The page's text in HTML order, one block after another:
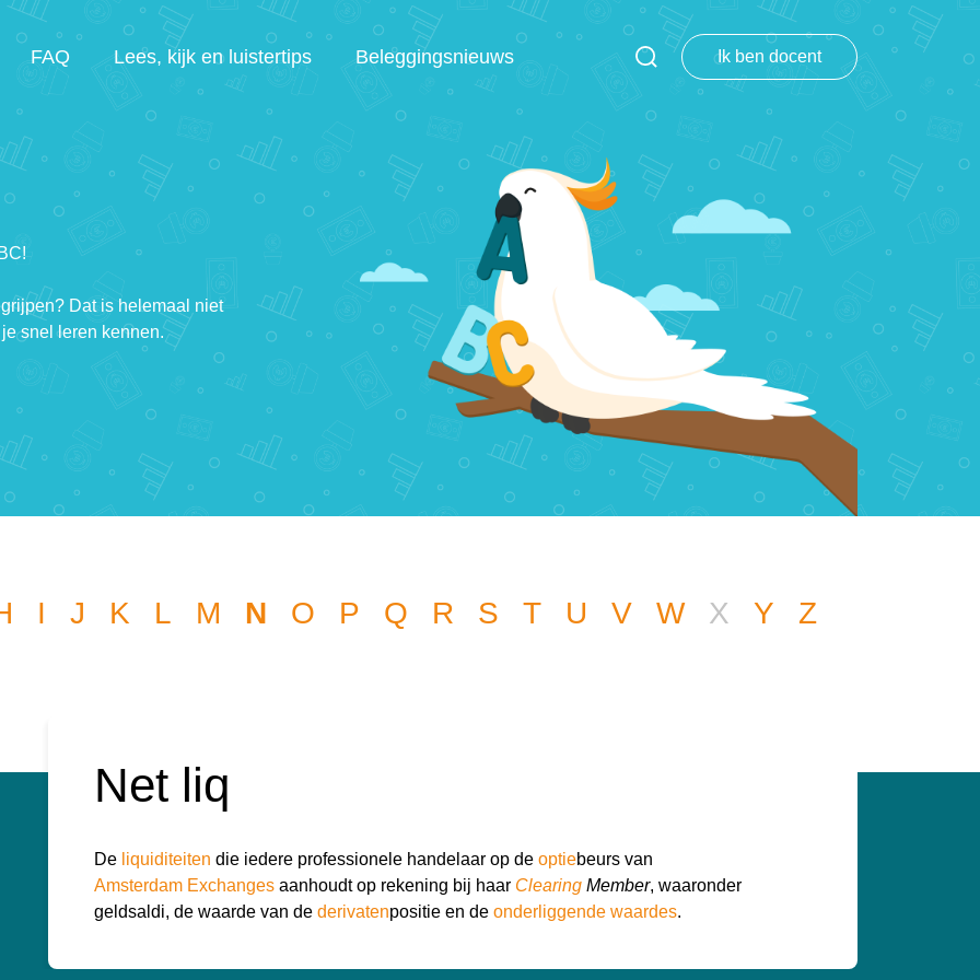
FAQ Lees, kijk en luistertips Beleggingsnieuws Ik ben docent
Dat is helemaal niet
snel leren kennen.
I J K L M N O P Q R S T U V W X Y Z
Net liq
De liquiditeiten die iedere professionele handelaar op de optiebeurs van
Amsterdam Exchanges aanhoudt op rekening bij haar Clearing Member, waaronder
geldsaldi, de waarde van de derivatenpositie en de onderliggende waardes.
Wat wil je opzoeken?